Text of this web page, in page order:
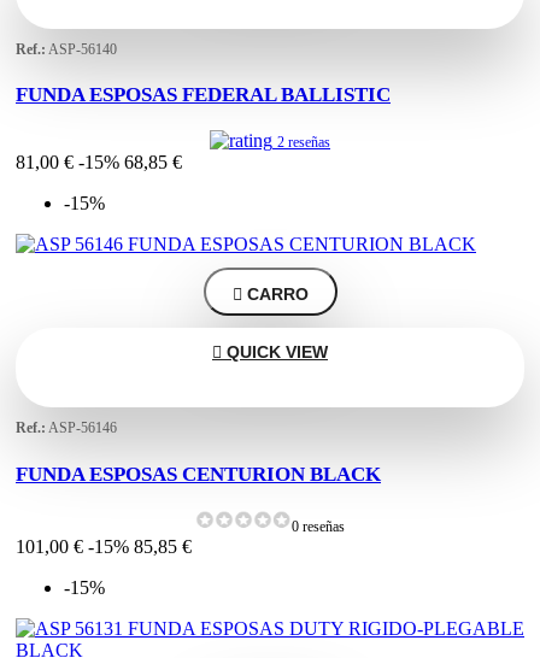
Ref.: ASP-56140
FUNDA ESPOSAS FEDERAL BALLISTIC
2 reseñas
81,00 € -15% 68,85 €
-15%
 CARRO
 QUICK VIEW
Ref.: ASP-56146
FUNDA ESPOSAS CENTURION BLACK
0 reseñas
101,00 € -15% 85,85 €
-15%